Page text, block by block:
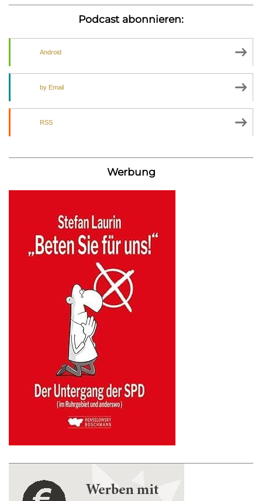
Podcast abonnieren:
Android
by Email
RSS
Werbung